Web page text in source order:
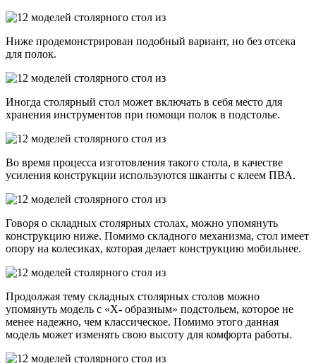
Ниже продемонстрирован подобный вариант, но без отсека
для полок.
Иногда столярный стол может включать в себя место для
хранения инструментов при помощи полок в подстолье.
Во время процесса изготовления такого стола, в качестве
усиления конструкции используются шканты с клеем ПВА.
Говоря о складных столярных столах, можно упомянуть
конструкцию ниже. Помимо складного механизма, стол имеет
опору на колесиках, которая делает конструкцию мобильнее.
Продолжая тему складных столярных столов можно
упомянуть модель с «Х- образным» подстольем, которое не
менее надежно, чем классическое. Помимо этого данная
модель может изменять свою высоту для комфорта работы.